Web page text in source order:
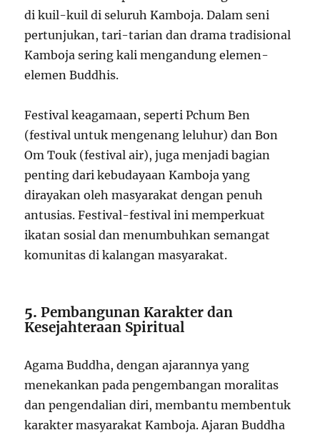
di kuil-kuil di seluruh Kamboja. Dalam seni
pertunjukan, tari-tarian dan drama tradisional
Kamboja sering kali mengandung elemen-
elemen Buddhis.
Festival keagamaan, seperti Pchum Ben
(festival untuk mengenang leluhur) dan Bon
Om Touk (festival air), juga menjadi bagian
penting dari kebudayaan Kamboja yang
dirayakan oleh masyarakat dengan penuh
antusias. Festival-festival ini memperkuat
ikatan sosial dan menumbuhkan semangat
komunitas di kalangan masyarakat.
5.Pembangunan Karakter dan
Kesejahteraan Spiritual
Agama Buddha, dengan ajarannya yang
menekankan pada pengembangan moralitas
dan pengendalian diri, membantu membentuk
karakter masyarakat Kamboja. Ajaran Buddha